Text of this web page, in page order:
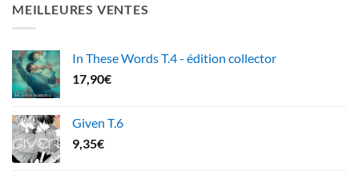
MEILLEURES VENTES
In These Words T.4 - édition collector
17,90€
Given T.6
9,35€